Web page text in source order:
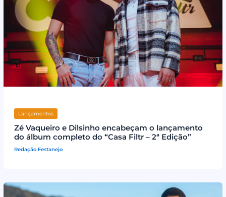
Lançamentos
Zé Vaqueiro e Dilsinho encabeçam o lançamento
do álbum completo do “Casa Filtr – 2ª Edição”
Redação Festanejo